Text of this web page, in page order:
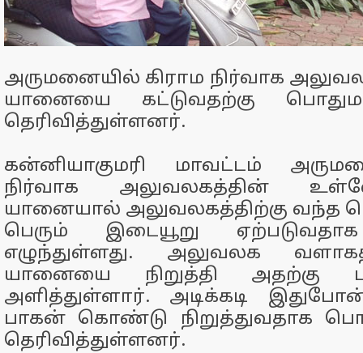
அருமனையில் கிராம நிர்வாக
யானையை கட்டுவதற்கு
தெரிவித்துள்ளனர்.
கன்னியாகுமரி மாவட்டம்
நிர்வாக அலுவலகத்தின்
யானையால் அலுவலகத்திற்கு வந்த
பெரும் இடையூறு ஏற்படுவதாக
எழுந்துள்ளது. அலுவலக
யானையை நிறுத்தி அதற்கு
அளித்துள்ளார். அடிக்கடி
பாகன் கொண்டு நிறுத்துவதாக
தெரிவித்துள்ளனர்.